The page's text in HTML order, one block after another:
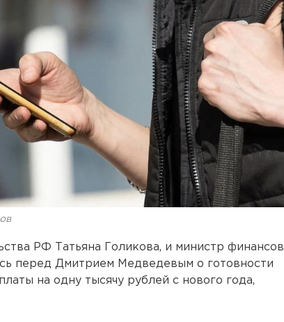
РФ Татьяна Голикова, и министр финансов
перед Дмитрием Медведевым о готовности
на одну тысячу рублей с нового года,